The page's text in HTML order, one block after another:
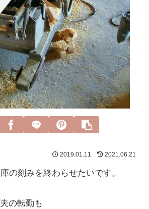
2019.01.11 2021.06.21
の刻みを終わらせたいです。
の転勤も